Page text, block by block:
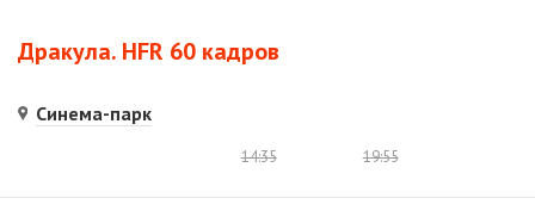
Дракула. HFR 60 кадров
Синема-парк
14:35 19:55